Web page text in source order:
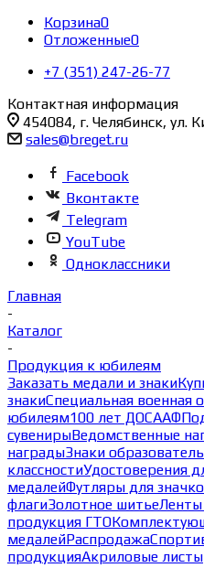
Корзина0
Отложенные0
+7 (351) 247-26-77
Контактная информация
454084, г. Челябинск, ул.
sales@breget.ru
Facebook
Вконтакте
Telegram
YouTube
Одноклассники
Главная
-
Каталог
-
Продукция к юбилеям
Заказать медали и знаки
знакиСпециальная военная
юбилеям100 лет ДОСААФ
сувенирыВедомственные
наградыЗнаки
классностиУдостоверения
медалейФутляры для
флагиЗолотное шитьеЛенты
продукция ГТО
медалейРаспродажа
продукцияАкриловые листы